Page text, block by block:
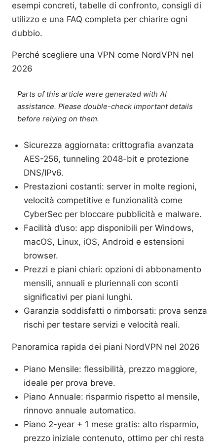
esempi concreti, tabelle di confronto, consigli di
utilizzo e una FAQ completa per chiarire ogni
dubbio.
Perché scegliere una VPN come NordVPN nel
2026
Parts of this article were generated with AI
assistance. Please double-check important details
before relying on them.
Sicurezza aggiornata: crittografia avanzata
AES-256, tunneling 2048-bit e protezione
DNS/IPv6.
Prestazioni costanti: server in molte regioni,
velocità competitive e funzionalità come
CyberSec per bloccare pubblicità e malware.
Facilità d’uso: app disponibili per Windows,
macOS, Linux, iOS, Android e estensioni
browser.
Prezzi e piani chiari: opzioni di abbonamento
mensili, annuali e pluriennali con sconti
significativi per piani lunghi.
Garanzia soddisfatti o rimborsati: prova senza
rischi per testare servizi e velocità reali.
Panoramica rapida dei piani NordVPN nel 2026
Piano Mensile: flessibilità, prezzo maggiore,
ideale per prova breve.
Piano Annuale: risparmio rispetto al mensile,
rinnovo annuale automatico.
Piano 2-year + 1 mese gratis: alto risparmio,
prezzo iniziale contenuto, ottimo per chi resta